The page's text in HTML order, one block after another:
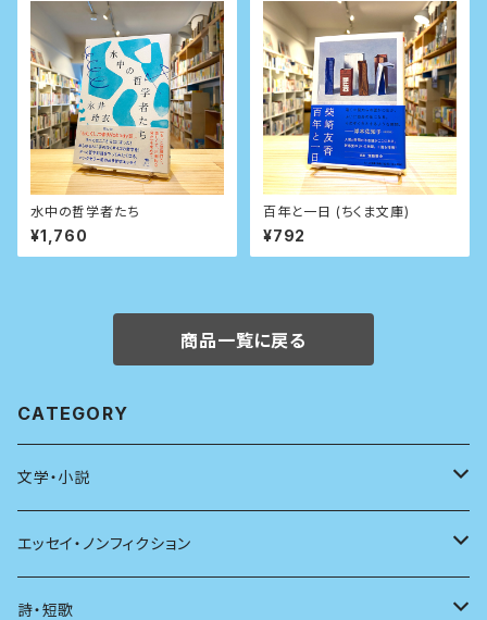
水中の哲学者たち
¥1,760
百年と一日 (ちくま文庫)
¥792
商品一覧に戻る
CATEGORY
文学・小説
日本
海外
エッセイ・ノンフィクション
エッセイ
詩・短歌